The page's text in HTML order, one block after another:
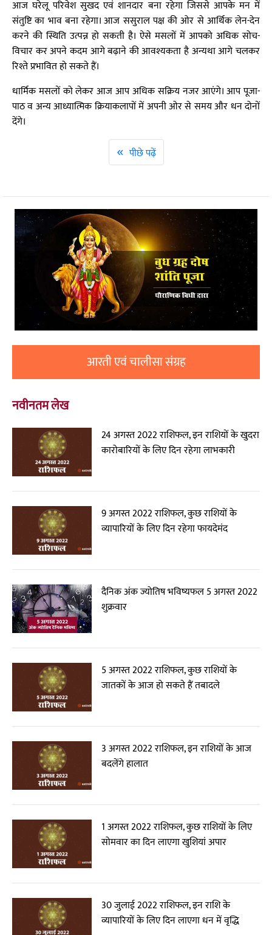
आज घरेलू परिवेश सुखद एवं शानदार बना रहेगा जिससे आपके मन में
संतुष्टि का भाव बना रहेगा। आज ससुराल पक्ष की ओर से आर्थिक लेन-देन
करने की स्थिति उत्पन्न हो सकती है। ऐसे मसलों में आपको अधिक सोच-
विचार कर अपने कदम आगे बढ़ाने की आवश्यकता है अन्यथा आगे चलकर
रिश्ते प्रभावित हो सकते हैं।
धार्मिक मसलों को लेकर आज आप अधिक सक्रिय नजर आएंगे। आप पूजा-
पाठ व अन्य आध्यात्मिक क्रियाकलापों में अपनी ओर से समय और धन दोनों
देंगे।
« पीछे पढ़ें
आरती एवं चालीसा संग्रह
नवीनतम लेख
24 अगस्त 2022 राशिफल, इन राशियों के खुदरा
कारोबारियों के लिए दिन रहेगा लाभकारी
9 अगस्त 2022 राशिफल, कुछ राशियों के
व्यापारियों के लिए दिन रहेगा फायदेमंद
दैनिक अंक ज्योतिष भविष्यफल 5 अगस्त 2022
शुक्रवार
5 अगस्त 2022 राशिफल, कुछ राशियों के
जातकों के आज हो सकते हैं तबादले
3 अगस्त 2022 राशिफल, इन राशियों के आज
बदलेंगे हालात
1 अगस्त 2022 राशिफल, कुछ राशियों के लिए
सोमवार का दिन लाएगा खुशियां अपार
30 जुलाई 2022 राशिफल, इन राशि के
व्यापारियों के लिए दिन लाएगा धन में वृद्धि